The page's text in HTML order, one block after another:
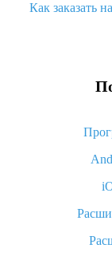
Как заказать
Что значит
Что делать,
Как
Вы отменили
Что такое
«AliExpress